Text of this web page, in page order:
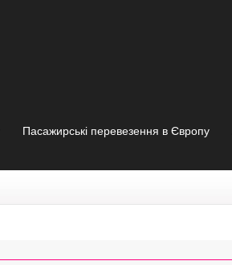
Пасажирські перевезення в Європу